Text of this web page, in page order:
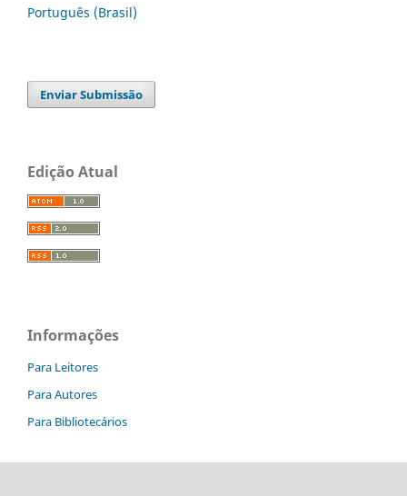
Português (Brasil)
Enviar Submissão
Edição Atual
Informações
Para Leitores
Para Autores
Para Bibliotecários